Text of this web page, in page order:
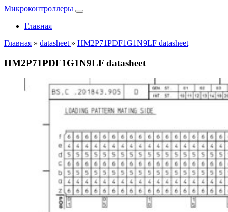
Микроконтроллеры
Главная
Главная » datasheet » HM2P71PDF1G1N9LF datasheet
HM2P71PDF1G1N9LF datasheet